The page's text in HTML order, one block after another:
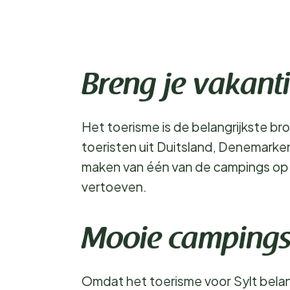
Breng je
Het toerisme is de belangrijkste
toeristen uit Duitsland,
maken van één van de campings
vertoeven.
Mooie
Omdat het toerisme voor Sylt